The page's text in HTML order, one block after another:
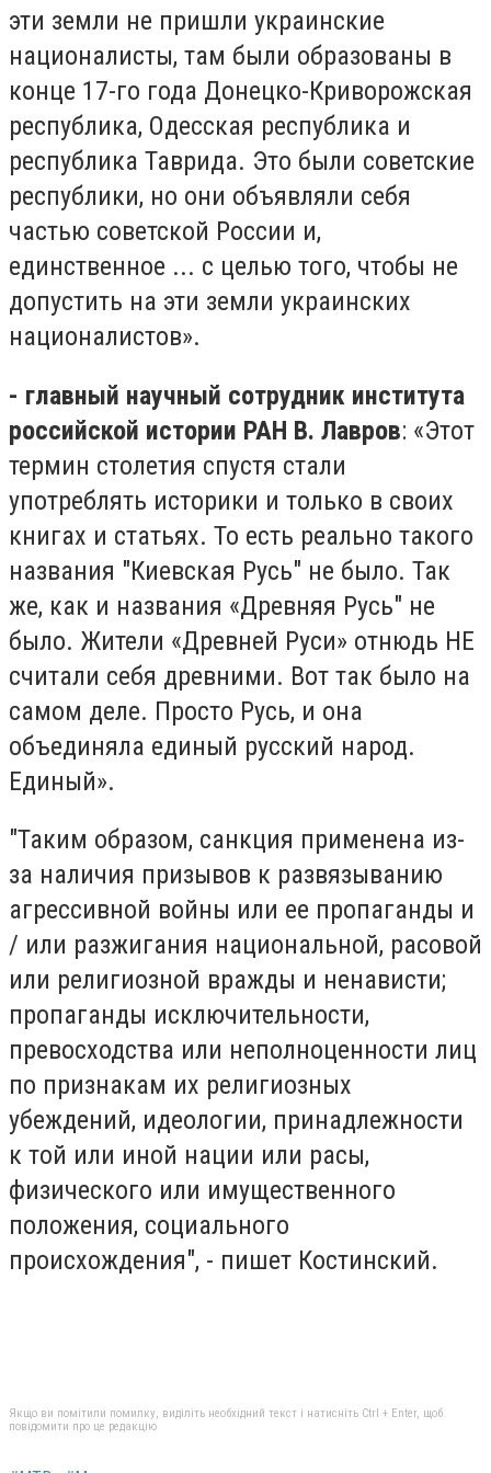
эти земли не пришли украинские
националисты, там были образованы в
конце 17-го года Донецко-Криворожская
республика, Одесская республика и
республика Таврида. Это были советские
республики, но они объявляли себя
частью советской России и,
единственное ... с целью того, чтобы не
допустить на эти земли украинских
националистов».
- главный научный сотрудник института
российской истории РАН В. Лавров: «Этот
термин столетия спустя стали
употреблять историки и только в своих
книгах и статьях. То есть реально такого
названия "Киевская Русь" не было. Так
же, как и названия «Древняя Русь" не
было. Жители «Древней Руси» отнюдь НЕ
считали себя древними. Вот так было на
самом деле. Просто Русь, и она
объединяла единый русский народ.
Единый».
"Таким образом, санкция применена из-
за наличия призывов к развязыванию
агрессивной войны или ее пропаганды и
/ или разжигания национальной, расовой
или религиозной вражды и ненависти;
пропаганды исключительности,
превосходства или неполноценности лиц
по признакам их религиозных
убеждений, идеологии, принадлежности
к той или иной нации или расы,
физического или имущественного
положения, социального
происхождения", - пишет Костинский.
Якщо ви помітили помилку, виділіть необхідний текст і натисніть Ctrl + Enter, щоб
повідомити про це редакцію